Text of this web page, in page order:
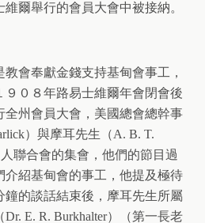
爾舉行的會員大會中被接納。
會奉獻金錢支持基甸會事工，
９０８年路易士維爾年會閉會後
全州會員大會，美國總會總幹事
）與摩耳先生（A. B. T.
聯合會的集會，他們的節目過
介紹基甸會的事工，他提及極待
的談話結束後，摩耳先生所屬
E. R. Burkhalter）（第一長老